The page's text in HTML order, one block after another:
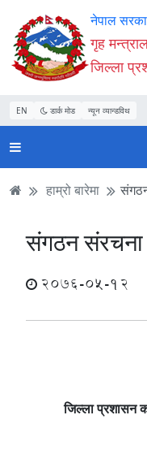
Accessibility
Mode
सुरु
गर्नुहोस्
सामाग्री
पढ्नुहाेस्
नेभिगेसन
पढ्नुहाेस्
वेबसाइट
खोजमा
जानुहोस्
नेपाल
गृह
जिल्ला
EN डार्क मोड न्यून व्यान्डविथ
हाम्रो बारेमा
स‌ंगठन संरचना
2076-05-12
जिल्ला प्रशासन